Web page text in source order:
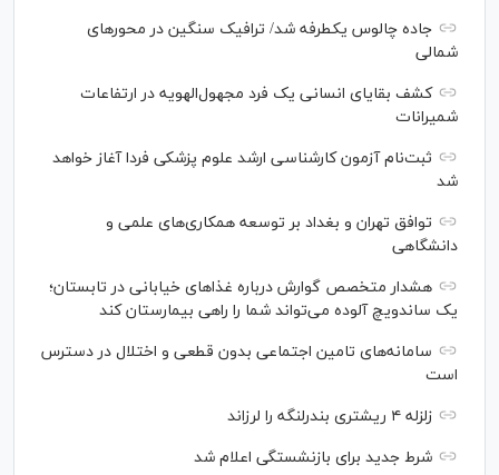
جاده چالوس یکطرفه شد/ ترافیک سنگین در محورهای
شمالی
کشف بقایای انسانی یک فرد مجهول‌الهویه در ارتفاعات
شمیرانات
ثبت‌نام آزمون کارشناسی ارشد علوم پزشکی فردا آغاز خواهد
شد
توافق تهران و بغداد بر توسعه همکاری‌های علمی و
دانشگاهی
هشدار متخصص گوارش درباره غذا‌های خیابانی در تابستان؛
یک ساندویچ آلوده می‌تواند شما را راهی بیمارستان کند
سامانه‌های تامین اجتماعی بدون قطعی و اختلال در دسترس
است
زلزله ۴ ریشتری بندرلنگه را لرزاند
شرط جدید برای بازنشستگی اعلام شد